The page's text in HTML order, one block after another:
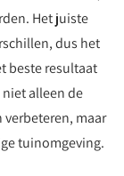
Het juiste
dus het
beste resultaat
alleen de
maar
tuinomgeving.